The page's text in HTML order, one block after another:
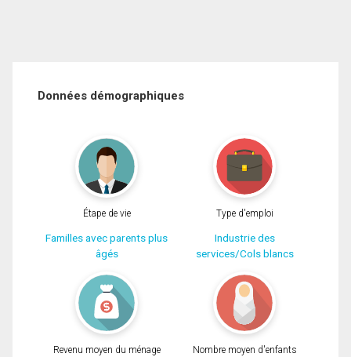
Données démographiques
Étape de vie
Familles avec parents plus
âgés
Type d'emploi
Industrie des
services/Cols blancs
Revenu moyen du ménage Nombre moyen d'enfants